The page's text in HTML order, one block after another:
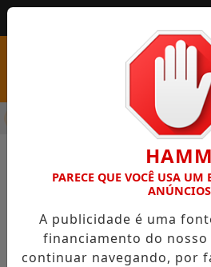
ABRE PSS COM VAGAS EM SEIS
ONDE SE
HAMM
PARECE QUE VOCÊ USA UM
ANÚNCIOS
A publicidade é uma
financiamento do nosso
continuar navegando, por